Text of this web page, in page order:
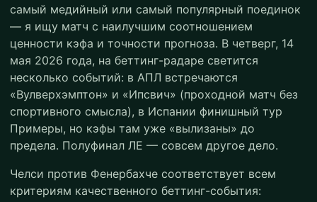
самый медийный или самый популярный поединок
— я ищу матч с наилучшим соотношением
ценности кэфа и точности прогноза. В четверг, 14
мая 2026 года, на беттинг-радаре светится
несколько событий: в АПЛ встречаются
«Вулверхэмптон» и «Ипсвич» (проходной матч без
спортивного смысла), в Испании финишный тур
Примеры, но кэфы там уже «вылизаны» до
предела. Полуфинал ЛЕ — совсем другое дело.
Челси против Фенербахче соответствует всем
критериям качественного беттинг-события: